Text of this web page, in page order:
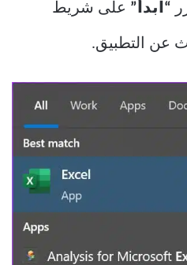
“ابدأ” على شريط
عن التطبيق.